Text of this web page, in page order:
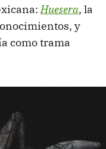
Huesera, la
y
como trama